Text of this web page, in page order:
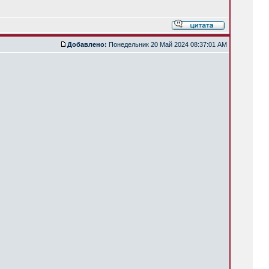
Добавлено: Понедельник 20 Май 2024 08:37:01 AM